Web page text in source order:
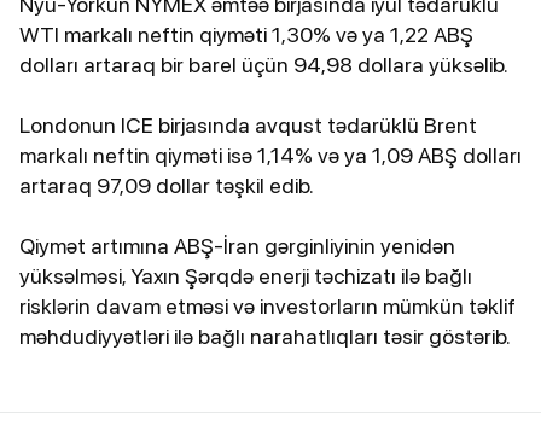
WTI markalı neftin qiyməti 1,30% və ya 1,22 ABŞ
dolları artaraq bir barel üçün 94,98 dollara yüksəlib.
Londonun ICE birjasında avqust tədarüklü Brent
markalı neftin qiyməti isə 1,14% və ya 1,09 ABŞ dolları
artaraq 97,09 dollar təşkil edib.
Qiymət artımına ABŞ-İran gərginliyinin yenidən
yüksəlməsi, Yaxın Şərqdə enerji təchizatı ilə bağlı
risklərin davam etməsi və investorların mümkün təklif
məhdudiyyətləri ilə bağlı narahatlıqları təsir göstərib.